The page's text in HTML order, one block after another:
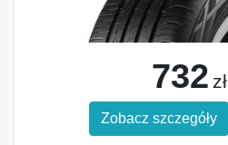
732 zł
Zobacz szczegóły